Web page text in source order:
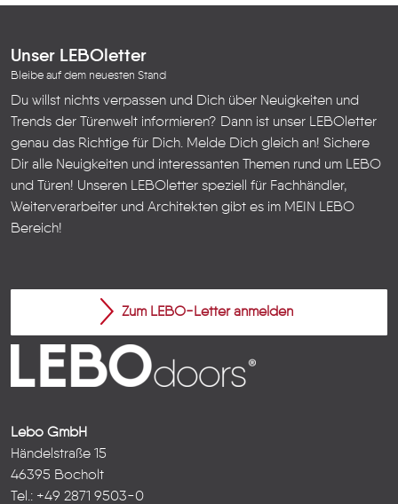
Unser LEBOletter
Bleibe auf dem neuesten Stand
Du willst nichts verpassen und Dich über Neuigkeiten und
Trends der Türenwelt informieren? Dann ist unser LEBOletter
genau das Richtige für Dich. Melde Dich gleich an! Sichere
Dir alle Neuigkeiten und interessanten Themen rund um LEBO
und Türen! Unseren LEBOletter speziell für Fachhändler,
Weiterverarbeiter und Architekten gibt es im MEIN LEBO
Bereich!
Zum LEBO-Letter anmelden
Lebo GmbH
Händelstraße 15
46395 Bocholt
Tel.: +49 2871 9503-0